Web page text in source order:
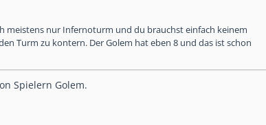
meistens nur Infernoturm und du brauchst einfach keinem
Turm zu kontern. Der Golem hat eben 8 und das ist schon
Spielern Golem.